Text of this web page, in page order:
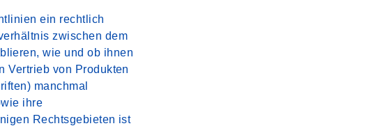
ein rechtlich
zwischen dem
wie und ob ihnen
Vertrieb von Produkten
manchmal
ihre
Rechtsgebieten ist